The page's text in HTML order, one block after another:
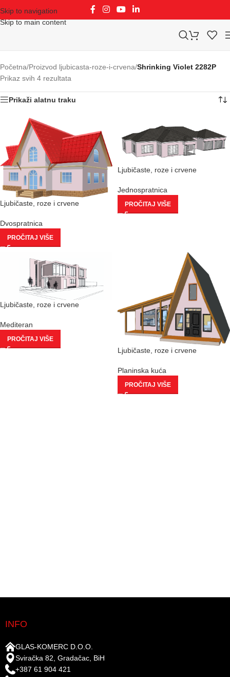
Skip to navigation
Skip to main content
Početna/Proizvod ljubicasta-roze-i-crvena/Shrinking Violet 2282P
Prikaz svih 4 rezultata
Prikaži alatnu traku
Ljubičaste, roze i crvene
Dvospratnica
PROČITAJ VIŠE
Ljubičaste, roze i crvene
Jednospratnica
PROČITAJ VIŠE
Ljubičaste, roze i crvene
Mediteran
PROČITAJ VIŠE
Ljubičaste, roze i crvene
Planinska kuća
PROČITAJ VIŠE
INFO
GLAS-KOMERC D.O.O.
Sviračka 82, Gradačac, BiH
+387 61 904 421